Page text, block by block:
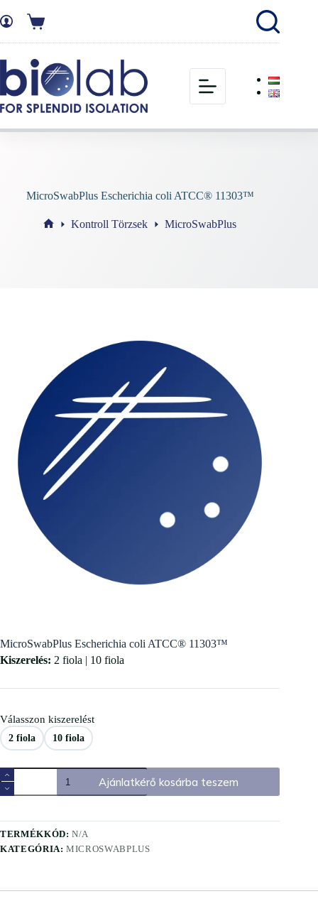
MicroSwabPlus Escherichia coli ATCC® 11303™
Kontroll Törzsek MicroSwabPlus
MicroSwabPlus Escherichia coli ATCC® 11303™
Kiszerelés: 2 fiola | 10 fiola
Válasszon kiszerelést
2 fiola 10 fiola
Ajánlatkérő kosárba teszem
TERMÉKKÓD:N/A
KATEGÓRIA:MICROSWABPLUS